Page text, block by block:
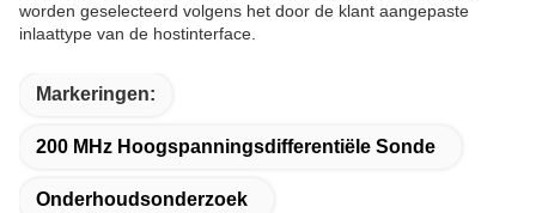
worden geselecteerd volgens het door de klant aangepaste
inlaattype van de hostinterface.
Markeringen:
200 MHz Hoogspanningsdifferentiële Sonde
Onderhoudsonderzoek